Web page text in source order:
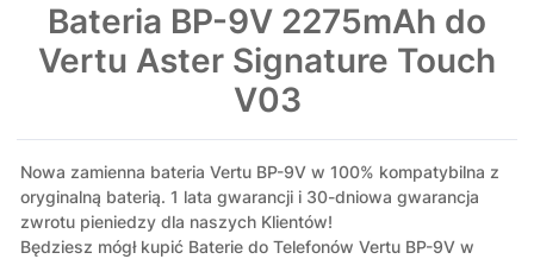
Bateria BP-9V 2275mAh do
Vertu Aster Signature Touch
V03
Nowa zamienna bateria Vertu BP-9V w 100% kompatybilna z
oryginalną baterią. 1 lata gwarancji i 30-dniowa gwarancja
zwrotu pieniedzy dla naszych Klientów!
Będziesz mógł kupić Baterie do Telefonów Vertu BP-9V w